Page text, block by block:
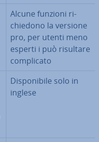
Alcune funzioni ri­
chie­do­no la versione
pro, per utenti meno
esperti i può risultare
com­pli­ca­to
Di­spo­ni­bi­le solo in
inglese